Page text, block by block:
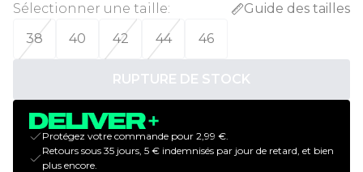
Sélectionner une taille:
Guide des tailles
38
40 42 44 46
RUPTURE DE STOCK
Protégez votre commande pour 2,99 €.
Retours sous 35 jours, 5 € indemnisés par jour de retard, et bien
plus encore.